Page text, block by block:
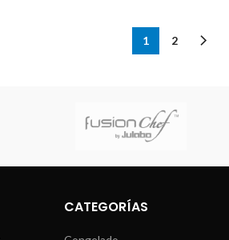
1 2
CATEGORÍAS